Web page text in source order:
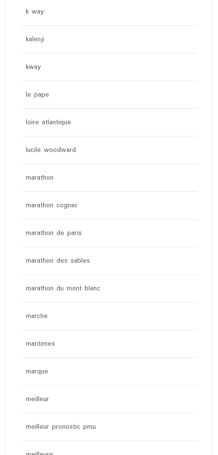
k way
kalenji
kway
le pape
loire atlantique
lucile woodward
marathon
marathon cognac
marathon de paris
marathon des sables
marathon du mont blanc
marche
maritimes
marque
meilleur
meilleur pronostic pmu